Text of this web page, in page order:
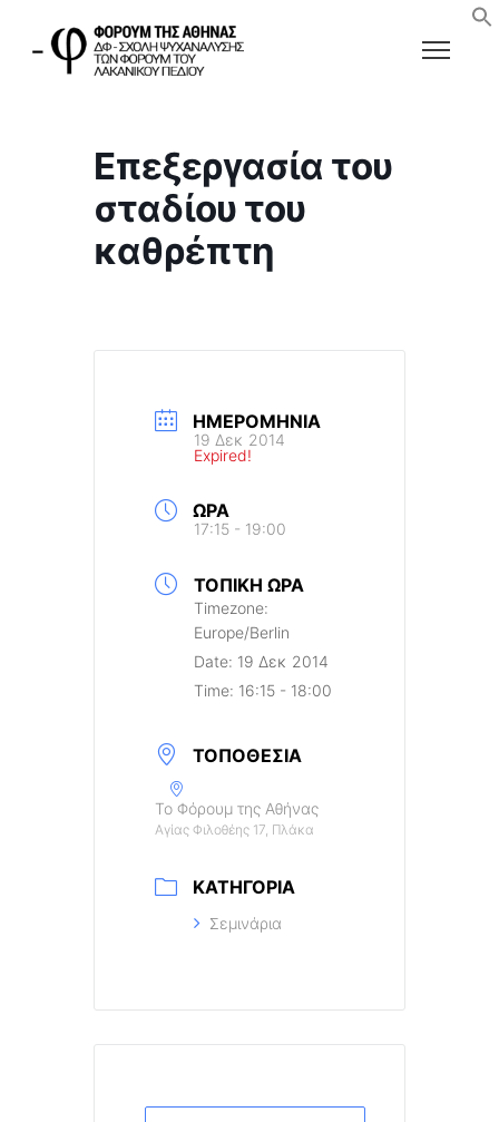
Επεξεργασία του
σταδίου του
καθρέπτη
ΗΜΕΡΟΜΗΝΊΑ
19 Δεκ 2014
Expired!
ΏΡΑ
17:15 - 19:00
ΤΟΠΙΚΉ ΏΡΑ
Timezone:
Europe/Berlin
Date: 19 Δεκ 2014
Time: 16:15 - 18:00
ΤΟΠΟΘΕΣΊΑ
Το Φόρουμ της Αθήνας
Αγίας Φιλοθέης 17, Πλάκα
ΚΑΤΗΓΟΡΊΑ
Σεμινάρια